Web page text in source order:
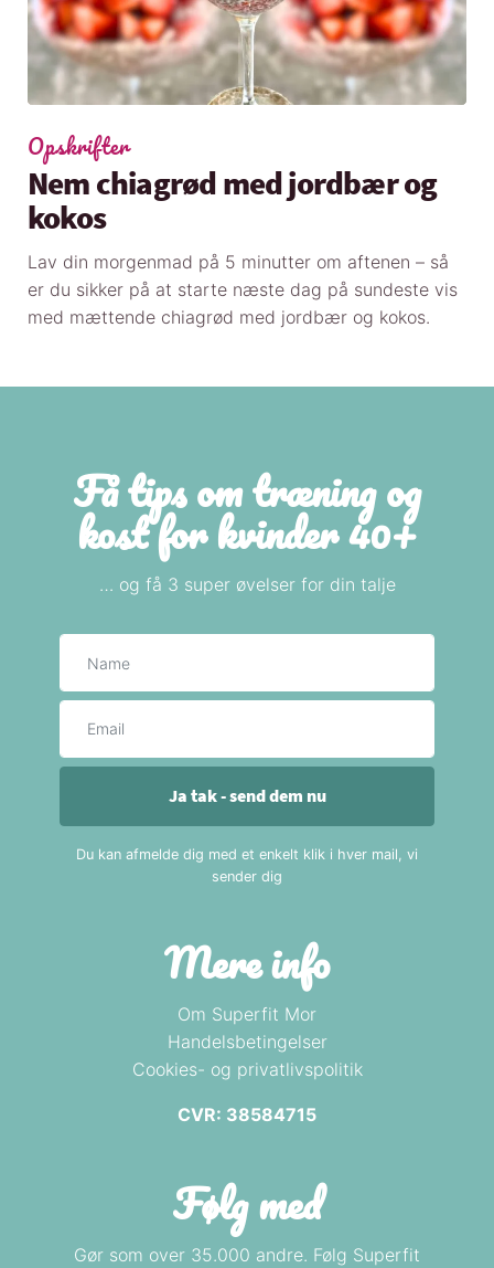
Opskrifter
Nem chiagrød med jordbær og
kokos
Lav din morgenmad på 5 minutter om aftenen – så
er du sikker på at starte næste dag på sundeste vis
med mættende chiagrød med jordbær og kokos.
Mere info
Om Superfit Mor
Handelsbetingelser
Cookies- og privatlivspolitik
CVR: 38584715
Få tips om træning og
kost for kvinder 40+
… og få 3 super øvelser for din talje
Ja tak - send dem nu
Du kan afmelde dig med et enkelt klik i hver mail, vi
sender dig
Følg med
Gør som over 35.000 andre. Følg Superfit